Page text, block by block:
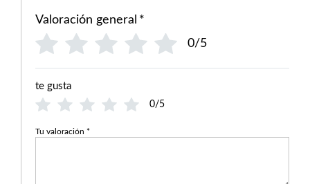
Valoración general *
0/5
te gusta
0/5
Tu valoración *